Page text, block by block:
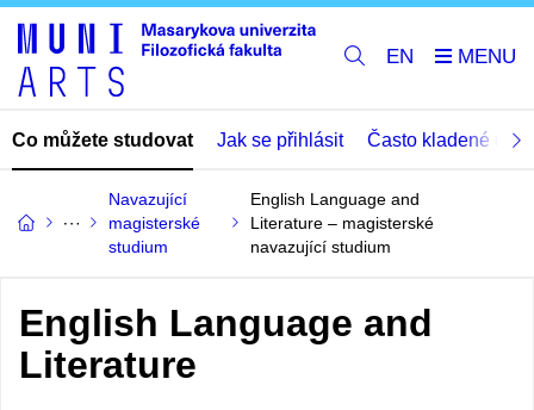
EN
Co můžete studovat Jak se přihlásit Často kladené
Navazující
magisterské
studium
English Language and
Literature – magisterské
navazující studium
English Language and
Literature